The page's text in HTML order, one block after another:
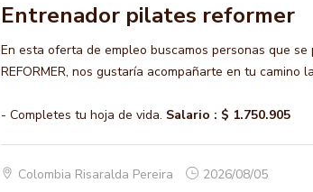
Entrenador pilates reformer
En esta oferta de empleo buscamos personas que
REFORMER, nos gustaría acompañarte en tu camino
- Completes tu hoja de vida. Salario : $ 1.750.905
Colombia Risaralda Pereira 2026/08/05